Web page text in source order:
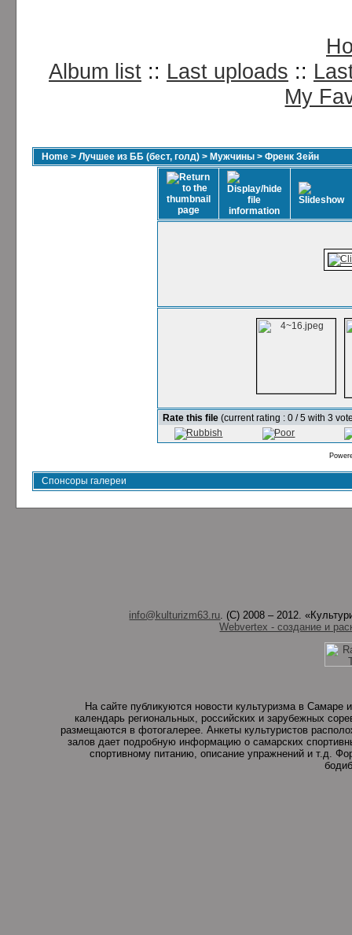
Album list :: Last uploads ::
My
Home > Лучшее из ББ (бест, голд) > Мужчины > Френк Зейн
Rate this file (current rating : 0 / 5 with 3
Спонсоры галереи
info@kulturizm63.ru. (C) 2008 – 2012.
Webvertex - создание и
На сайте публикуются новости культуризма в
календарь региональных, российских и зарубежных
размещаются в фотогалерее. Анкеты культуристов
залов дает подробную информацию о самарских
спортивному питанию, описание упражнений и т.д.